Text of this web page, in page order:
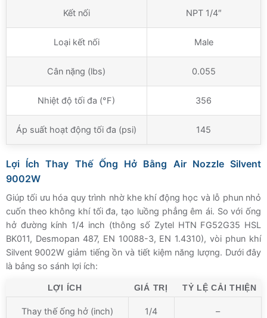
Kết nối NPT 1/4″
Loại kết nối Male
Cân nặng (lbs) 0.055
Nhiệt độ tối đa (°F) 356
Áp suất hoạt động tối đa (psi) 145
Lợi Ích Thay Thế Ống Hở Bằng Air Nozzle Silvent
9002W
Giúp tối ưu hóa quy trình nhờ khe khí động học và lỗ phun nhỏ
cuốn theo không khí tối đa, tạo luồng phẳng êm ái. So với ống
hở đường kính 1/4 inch (thông số Zytel HTN FG52G35 HSL
BK011, Desmopan 487, EN 10088-3, EN 1.4310), vòi phun khí
Silvent 9002W giảm tiếng ồn và tiết kiệm năng lượng. Dưới đây
là bảng so sánh lợi ích:
LỢI ÍCH GIÁ TRỊ TỶ LỆ CẢI THIỆN
Thay thế ống hở (inch) 1/4 –